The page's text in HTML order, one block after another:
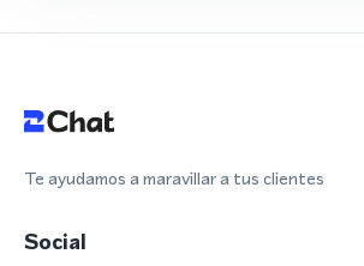
Te ayudamos a maravillar a tus clientes
Social